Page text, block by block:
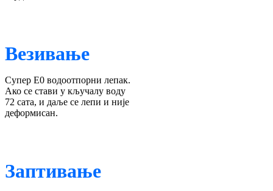
Везивање
Супер Е0 водоотпорни лепак.
Ако се стави у кључалу воду
72 сата, и даље се лепи и није
деформисан.
Заптивање